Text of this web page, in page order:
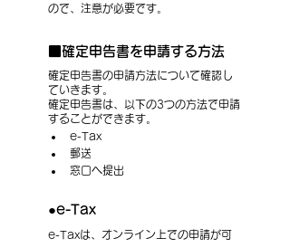
ので、注意が必要です。
■確定申告書を申請する方法
確定申告書の申請方法について確認し
ていきます。
確定申告書は、以下の3つの方法で申請
することができます。
e-Tax
郵送
窓口へ提出
●e-Tax
e-Taxは、オンライン上での申請が可